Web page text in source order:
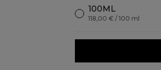
100ML
118,00 € / 100 ml